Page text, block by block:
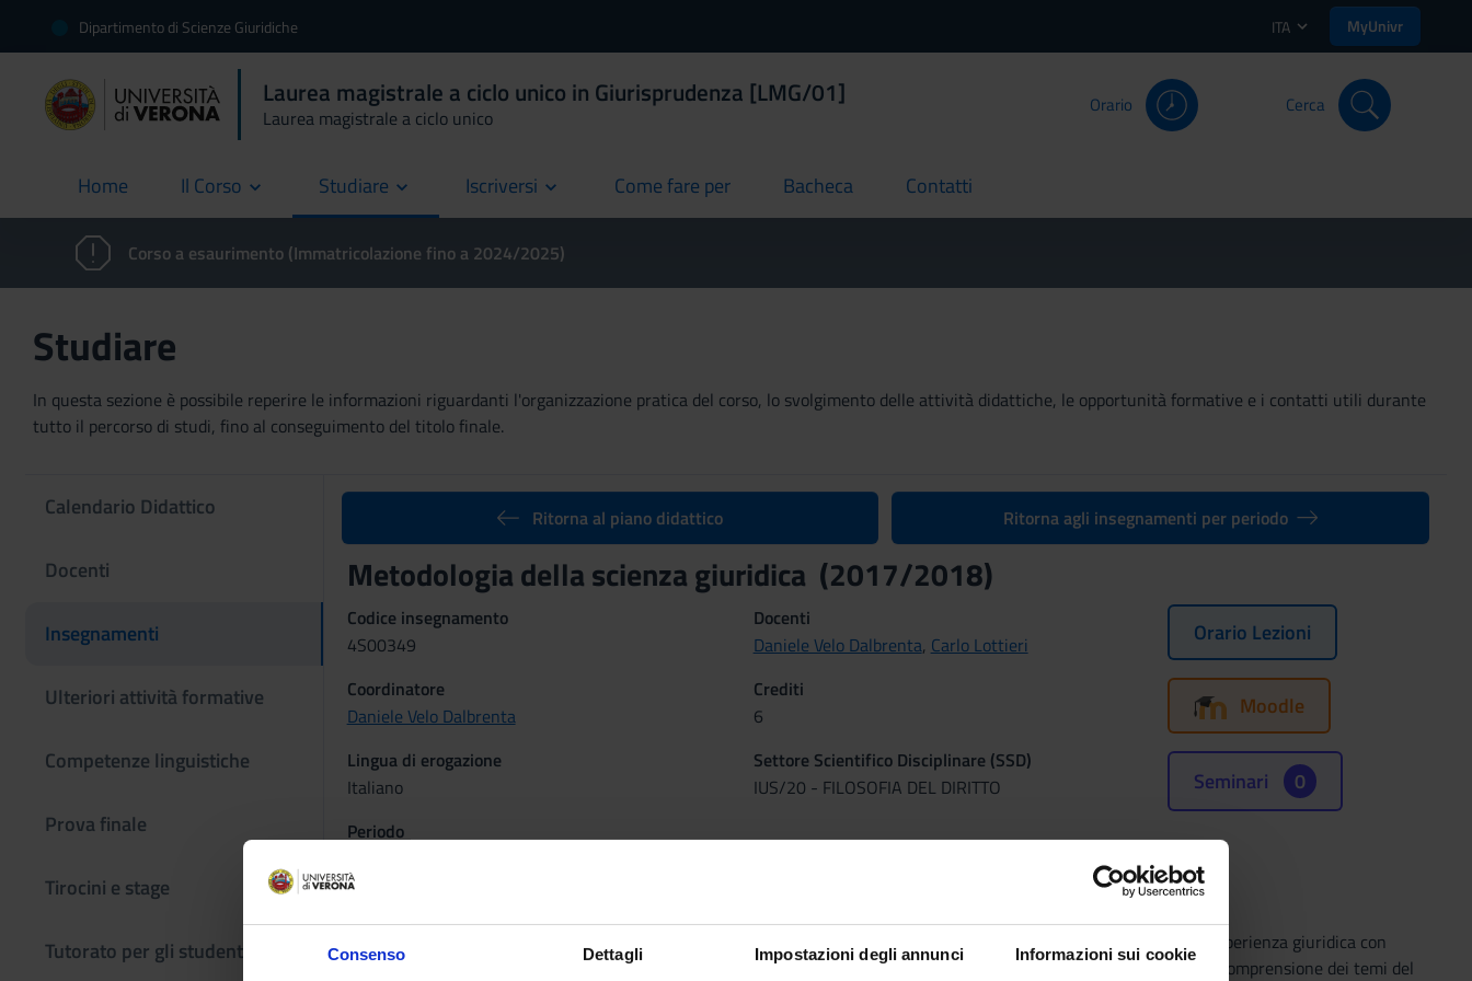
Consenso Dettagli Impostazioni degli annunci Informazioni sui cookie
Dipartimento di Scienze Giuridiche ITA MyUnivr
Laurea magistrale a ciclo unico in Giurisprudenza [LMG/01]
Laurea magistrale a ciclo unico
Orario Cerca
Home
current Il Corso Studiare Iscriversi Come fare per
current Bacheca
current Contatti
current
Corso a esaurimento (Immatricolazione fino a 2024/2025)
Studiare
In questa sezione è possibile reperire le informazioni riguardanti l'organizzazione pratica del corso, lo svolgimento delle attività didattiche, le opportunità formative e i contatti utili durante
tutto il percorso di studi, fino al conseguimento del titolo finale.
Calendario Didattico
Docenti
Insegnamenti
Ulteriori attività formative
Competenze linguistiche
Prova finale
Tirocini e stage
Tutorato per gli studenti
Ritorna al piano didattico Ritorna agli insegnamenti per periodo
Metodologia della scienza giuridica (2017/2018)
Codice insegnamento
4S00349
Docenti
Daniele Velo Dalbrenta, Carlo Lottieri
Coordinatore
Daniele Velo Dalbrenta
Crediti
6
Lingua di erogazione
Italiano
Settore Scientifico Disciplinare (SSD)
IUS/20 - FILOSOFIA DEL DIRITTO
Periodo
Orario Lezioni
Moodle
Seminari 0
Il corso si propone di consentire allo studente di sviluppare un’adeguata consapevolezza critica della complessità dell’esperienza giuridica con
particolare riferimento ai suoi aspetti metodologici. A tal fine le lezioni frontali dei due docenti (che introdurranno alla comprensione dei temi del